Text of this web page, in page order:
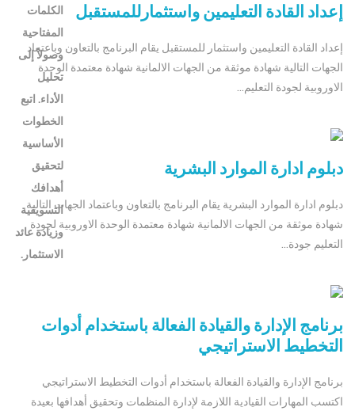
إعداد القادة التعليمين واستثمارللمستقبل
إعداد القادة التعليمين واستثمار للمستقبل يقام البرنامج بالتعاون وباعتماد
الجهات التالية شهادة موثقة من الجهات الالمانية شهادة معتمدة الوحدة
الاوروبية لجودة التعليم...
دبلوم ادارة الموارد البشرية
دبلوم ادارة الموارد البشرية يقام البرنامج بالتعاون وباعتماد الجهات التالية
شهادة موثقة من الجهات الالمانية شهادة معتمدة الوحدة الاوروبية لجودة
التعليم جودة...
برنامج الإدارة والقيادة الفعالة باستخدام أدوات
التخطيط الاستراتيجي
برنامج الإدارة والقيادة الفعالة باستخدام أدوات التخطيط الاستراتيجي
اكتسب المهارات القيادية اللازمة لإدارة المنظمات وتحقيق أهدافها بعيدة